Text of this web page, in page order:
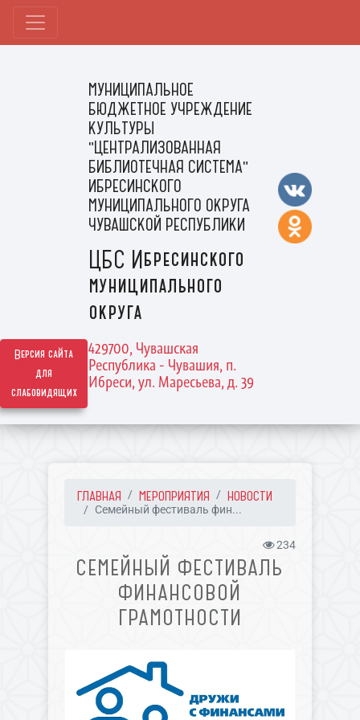
Версия сайта
для
слабовидящих
МУНИЦИПАЛЬНОЕ
БЮДЖЕТНОЕ УЧРЕЖДЕНИЕ
КУЛЬТУРЫ
"ЦЕНТРАЛИЗОВАННАЯ
БИБЛИОТЕЧНАЯ СИСТЕМА"
ИБРЕСИНСКОГО
МУНИЦИПАЛЬНОГО ОКРУГА
ЧУВАШСКОЙ РЕСПУБЛИКИ
ЦБС Ибресинского
муниципального
округа
429700, Чувашская
Республика - Чувашия, п.
Ибреси, ул. Маресьева, д. 39
ГЛАВНАЯ МЕРОПРИЯТИЯ НОВОСТИ
Семейный фестиваль фин...
234
СЕМЕЙНЫЙ ФЕСТИВАЛЬ
ФИНАНСОВОЙ
ГРАМОТНОСТИ